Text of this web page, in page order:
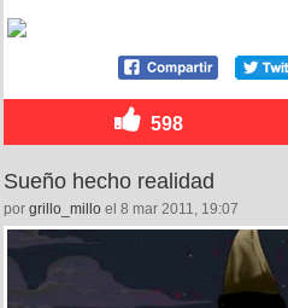
598
Sueño hecho realidad
por grillo_millo el 8 mar 2011, 19:07